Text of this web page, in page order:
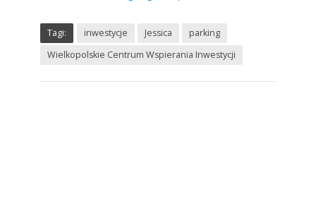
Tagi: inwestycje Jessica
parking
Wielkopolskie Centrum Wspierania Inwestycji